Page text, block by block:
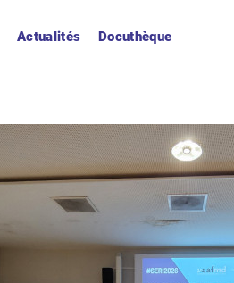
Actualités Docuthèque